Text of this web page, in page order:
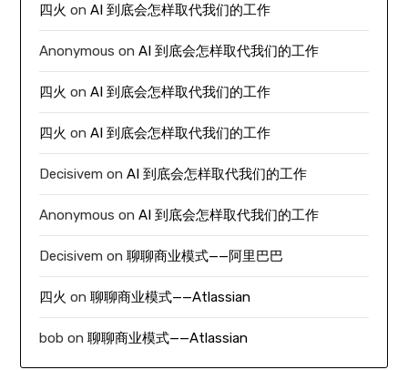
四火 onAI 到底会怎样取代我们的工作
Anonymous onAI 到底会怎样取代我们的工作
四火 onAI 到底会怎样取代我们的工作
四火 onAI 到底会怎样取代我们的工作
Decisivem onAI 到底会怎样取代我们的工作
Anonymous onAI 到底会怎样取代我们的工作
Decisivem on聊聊商业模式——阿里巴巴
四火 on聊聊商业模式——Atlassian
bob on聊聊商业模式——Atlassian